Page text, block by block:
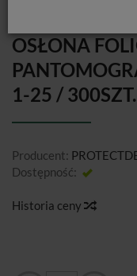
OSŁONA
1-25 / 300SZT.
Producent:
Dostępność:
Historia ceny